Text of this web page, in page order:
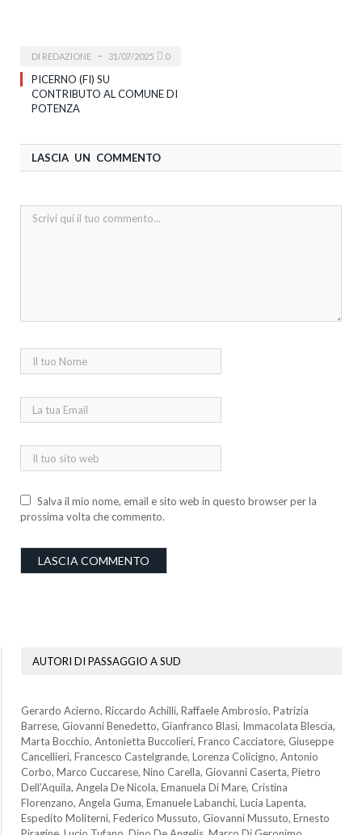
DI REDAZIONE 31/07/2025 0
PICERNO (FI) SU
CONTRIBUTO AL COMUNE DI
POTENZA
LASCIA UN COMMENTO
Salva il mio nome, email e sito web in questo browser per la
prossima volta che commento.
AUTORI DI PASSAGGIO A SUD
Gerardo Acierno, Riccardo Achilli, Raffaele Ambrosio, Patrizia
Barrese, Giovanni Benedetto, Gianfranco Blasi, Immacolata Blescia,
Marta Bocchio, Antonietta Buccolieri, Franco Cacciatore, Giuseppe
Cancellieri, Francesco Castelgrande, Lorenza Colicigno, Antonio
Corbo, Marco Cuccarese, Nino Carella, Giovanni Caserta, Pietro
Dell’Aquila, Angela De Nicola, Emanuela Di Mare, Cristina
Florenzano, Angela Guma, Emanuele Labanchi, Lucia Lapenta,
Espedito Moliterni, Federico Mussuto, Giovanni Mussuto, Ernesto